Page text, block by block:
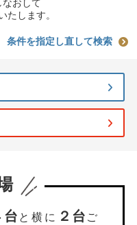
おして
たします。
条件を指定し直して検索
台 と横に ２台 ご